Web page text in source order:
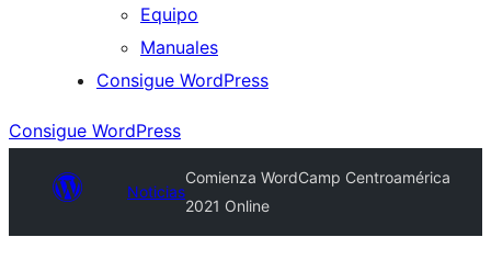
Equipo
Manuales
Consigue WordPress
Consigue WordPress
Noticias
Comienza WordCamp Centroamérica
2021 Online